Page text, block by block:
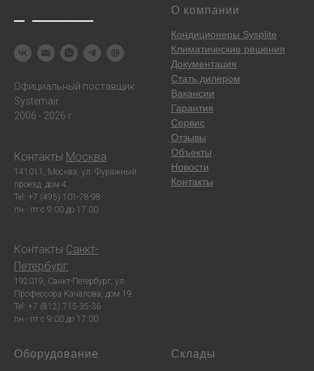
Официальный поставщик
Systemair.
2006 - 2026 г.
Контакты Москва
141011, Москва, ул. Фуражный
проезд, дом 4.
Tel: +7 (495) 101-78-98
пн - пт с 9:00 до 17:00
Контакты Санкт-
Петербург
192019, Санкт-Петербург, ул.
Профессора Качалова, дом 19.
Tel: +7 (812) 715-35-36
пн - пт с 9:00 до 17:00
О компании
Кондиционеры Sysplite
Климатические решения
Документация
Стать дилером
Вакансии
Гарантия
Сервис
Отзывы
Объекты
Новости
Контакты
Оборудование Склады